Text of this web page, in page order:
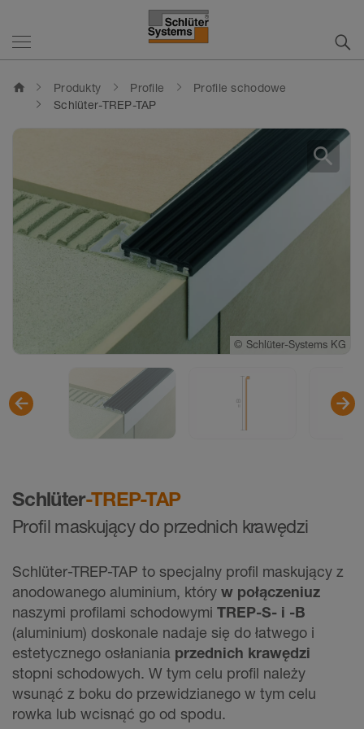
home Produkty Profile
Profile schodowe
Schlüter-TREP-TAP
Schlüter-TREP-TAP
Profil maskujący do przednich krawędzi
Schlüter-TREP-TAP to specjalny profil maskujący z
anodowanego aluminium, który w połączeniuz
naszymi profilami schodowymi TREP-S- i -B
(aluminium) doskonale nadaje się do łatwego i
estetycznego osłaniania przednich krawędzi
stopni schodowych. W tym celu profil należy
wsunąć z boku do przewidzianego w tym celu
rowka lub wcisnąć go od spodu.
© Schlüter-Systems KG
© Schlüter-Systems KG
© Schlüter-Systems KG
search